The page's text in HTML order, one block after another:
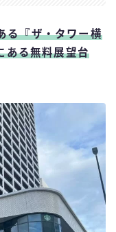
る『ザ・タワー横
ある無料展望台